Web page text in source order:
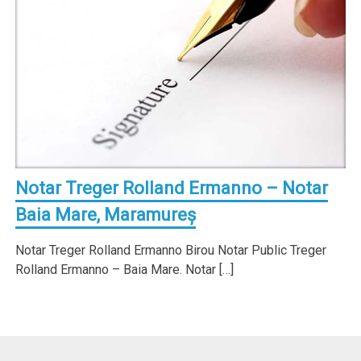
Notar Treger Rolland Ermanno – Notar
Baia Mare, Maramureş
Notar Treger Rolland Ermanno Birou Notar Public Treger
Rolland Ermanno – Baia Mare. Notar […]